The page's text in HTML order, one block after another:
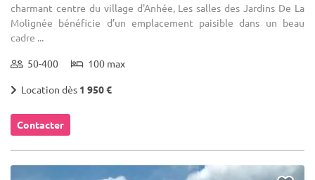
charmant centre du village d'Anhée, Les salles des Jardins De La
Molignée bénéficie d’un emplacement paisible dans un beau
cadre ...
50-400 100 max
Location dès 1 950 €
Contacter